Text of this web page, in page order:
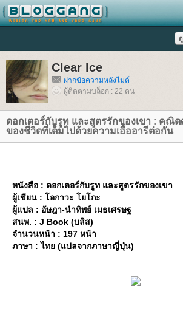
Clear Ice
ฝากข้อความหลังไมค์
ผู้ติดตามบล็อก : 22 คน
ดอกเตอร์กับรูท และสูตรรักของเขา : คณิ
ของชีวิตที่เต็มไปด้วยความเอื้ออารีต่อกัน
หนังสือ : ดอกเตอร์กับรูท และสูตรรักของเขา
ผู้เขียน : โอกาวะ โยโกะ
ผู้แปล : อัษฎา-นำทิพย์ เมธเศรษฐ
สนพ. : J Book (บลิส)
จำนวนหน้า : 197 หน้า
ภาษา : ไทย (แปลจากภาษาญี่ปุ่น)